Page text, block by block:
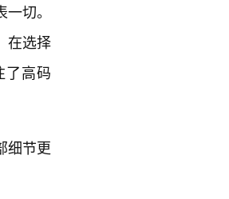
切。
在选择
了高码
细节更